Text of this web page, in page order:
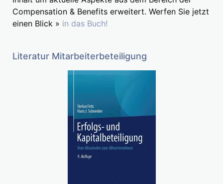
Compensation & Benefits erweitert. Werfen Sie jetzt
einen Blick » in das Buch!
Literatur Mitarbeiterbeteiligung